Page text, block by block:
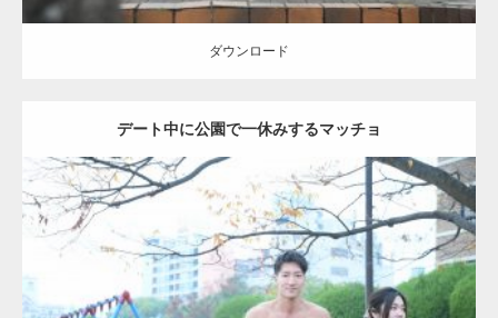
ダウンロード
デート中に公園で一休みするマッチョ
Update:2021.07.6
Category:公園のマッチョ その他 AKIHITO(細マッチョ) 腹筋